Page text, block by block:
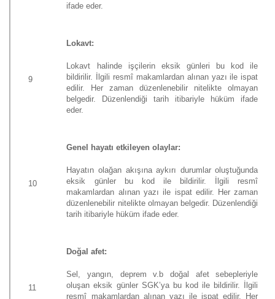
ifade eder.
9
Lokavt:
Lokavt halinde işçilerin eksik günleri bu kod ile
bildirilir. İlgili resmî makamlardan alınan yazı ile ispat
edilir. Her zaman düzenlenebilir nitelikte olmayan
belgedir. Düzenlendiği tarih itibariyle hüküm ifade
eder.
10
Genel hayatı etkileyen olaylar:
Hayatın olağan akışına aykırı durumlar oluştuğunda
eksik günler bu kod ile bildirilir. İlgili resmî
makamlardan alınan yazı ile ispat edilir. Her zaman
düzenlenebilir nitelikte olmayan belgedir. Düzenlendiği
tarih itibariyle hüküm ifade eder.
11
Doğal afet:
Sel, yangın, deprem v.b doğal afet sebepleriyle
oluşan eksik günler SGK’ya bu kod ile bildirilir. İlgili
resmî makamlardan alınan yazı ile ispat edilir. Her